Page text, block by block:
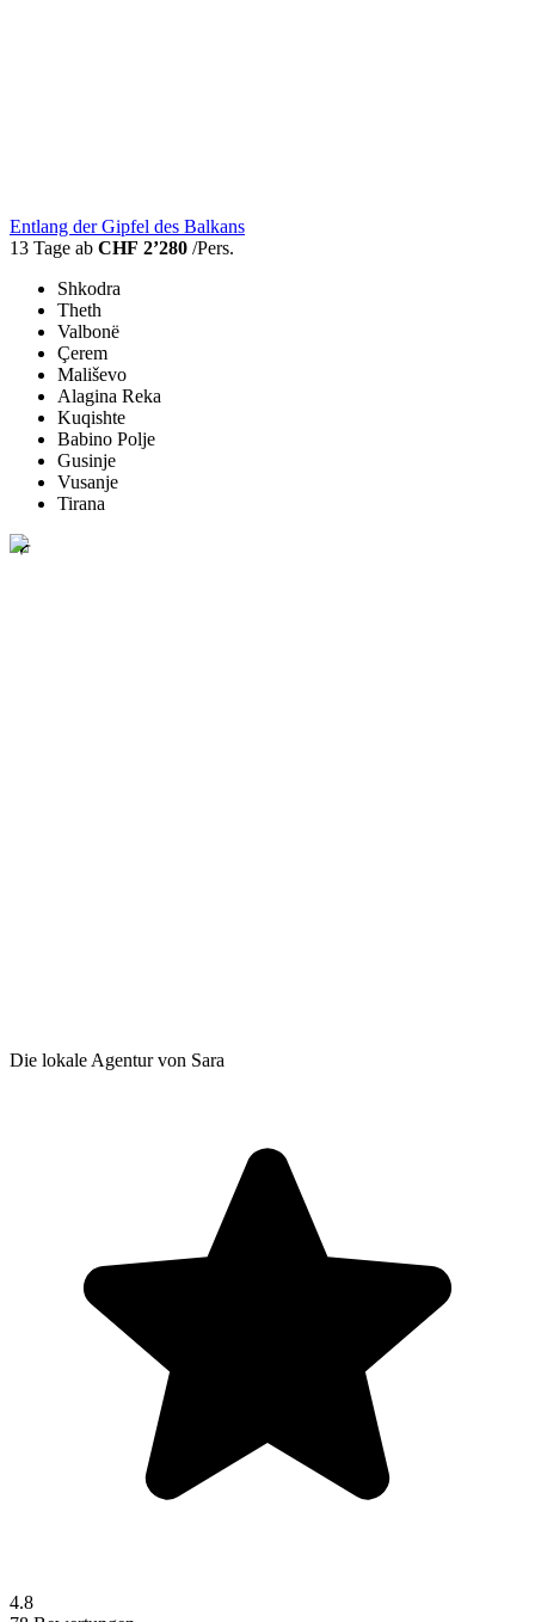
Entlang der Gipfel des Balkans
13 Tage ab CHF 2’280 /Pers.
Shkodra
Theth
Valbonë
Çerem
Mališevo
Alagina Reka
Kuqishte
Babino Polje
Gusinje
Vusanje
Tirana
Die lokale Agentur von Sara
4.8